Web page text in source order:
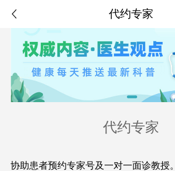
代约专家
代约专家
协助患者预约专家号及一对一面诊教授。